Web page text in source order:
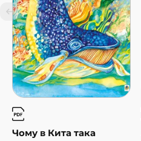
Чому в Кита така